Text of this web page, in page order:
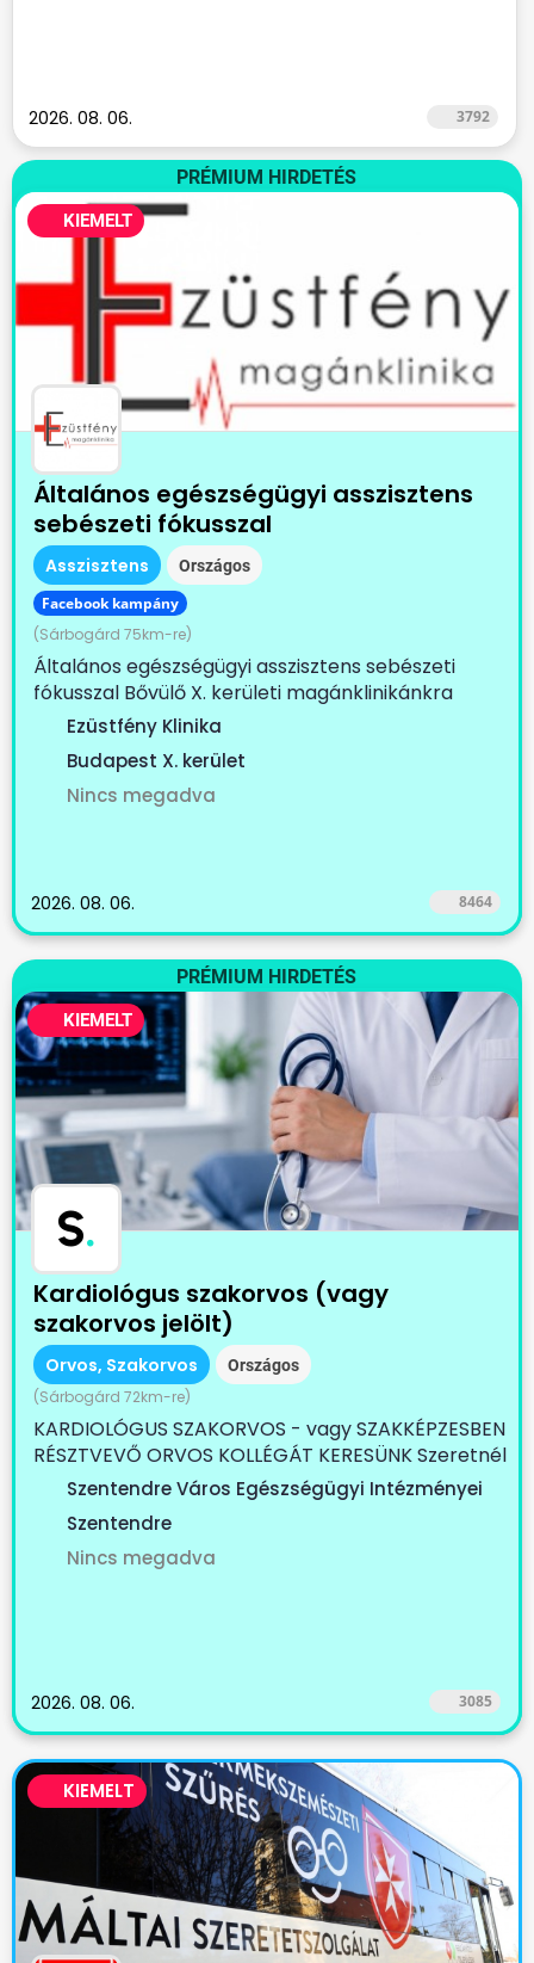
2026. 08. 06. 3792
PRÉMIUM HIRDETÉS
KIEMELT
Általános egészségügyi asszisztens
sebészeti fókusszal
Asszisztens Országos
Facebook kampány
(Sárbogárd 75km-re)
Általános egészségügyi asszisztens sebészeti
fókusszal Bővülő X. kerületi magánklinikánkra
keresünk...
Ezüstfény Klinika
Budapest X. kerület
Nincs megadva
2026. 08. 06. 8464
PRÉMIUM HIRDETÉS
KIEMELT
S.
Kardiológus szakorvos (vagy
szakorvos jelölt)
Orvos, Szakorvos Országos
(Sárbogárd 72km-re)
KARDIOLÓGUS SZAKORVOS - vagy SZAKKÉPZESBEN
RÉSZTVEVŐ ORVOS KOLLÉGÁT KERESÜNK Szeretnél
egy...Szentendre Város Egészségügyi Intézményei
Szentendre
Nincs megadva
2026. 08. 06. 3085
KIEMELT